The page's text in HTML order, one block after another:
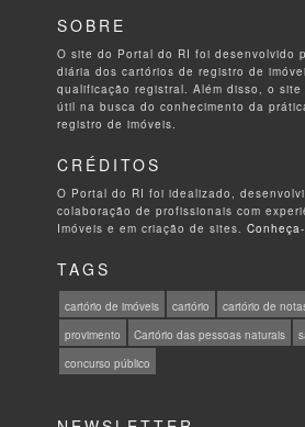
SOBRE
O site do Portal do RI foi desenvolvido
diária dos cartórios de registro de
qualificação registral. Além disso, o site
útil na busca do conhecimento da
registro de imóveis.
CRÉDITOS
O Portal do RI foi idealizado,
colaboração de profissionais com
Imóveis e em criação de sites.
TAGS
cartório de imóveis cartório cartório de
provimento
Cartório das pessoas naturais
concurso público